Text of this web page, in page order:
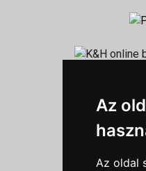
Az
Az oldal
Általános